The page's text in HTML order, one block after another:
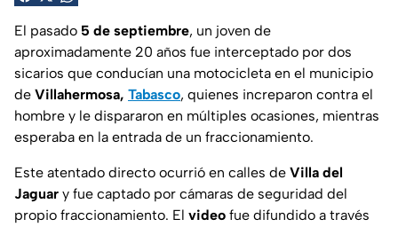
El pasado 5 de septiembre, un joven de
aproximadamente 20 años fue interceptado por dos
sicarios que conducían una motocicleta en el municipio
de Villahermosa, Tabasco, quienes increparon contra el
hombre y le dispararon en múltiples ocasiones, mientras
esperaba en la entrada de un fraccionamiento.
Este atentado directo ocurrió en calles de Villa del
Jaguar y fue captado por cámaras de seguridad del
propio fraccionamiento. El video fue difundido a través